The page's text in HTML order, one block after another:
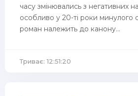
часу змінювались з негативних
особливо у 20-ті роки минулого
роман належить до канону...
Триває: 12:51:20